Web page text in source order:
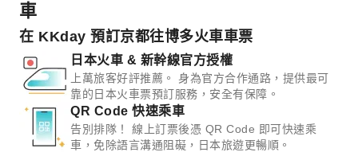
車
在 KKday 預訂京都往博多火車車票
日本火車 & 新幹線官方授權
上萬旅客好評推薦。 身為官方合作通路，提供最可
靠的日本火車票預訂服務，安全有保障。
QR Code 快速乘車
告別排隊！ 線上訂票後憑 QR Code 即可快速乘
車，免除語言溝通阻礙，日本旅遊更暢順。